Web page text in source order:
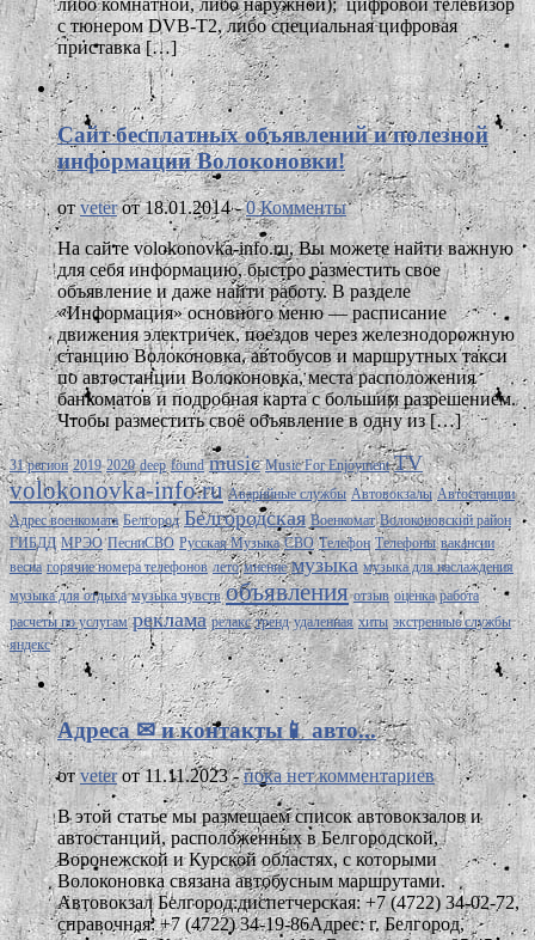
либо комнатной, либо наружной); цифровой телевизор
с тюнером DVB-T2, либо специальная цифровая
приставка […]
Сайт бесплатных объявлений и полезной
информации Волоконовки!
отveterот 18.01.2014 -0 Комменты
На сайте volokonovka-info.ru, Вы можете найти важную
для себя информацию, быстро разместить свое
объявление и даже найти работу. В разделе
«Информация» основного меню — расписание
движения электричек, поездов через железнодорожную
станцию Волоконовка, автобусов и маршрутных такси
по автостанции Волоконовка, места расположения
банкоматов и подробная карта с большим разрешением.
Чтобы разместить своё объявление в одну из […]
31 регион 2019 2020 deep found music Music For Enjoyment TV
volokonovka-info.ru Аварийные службы Автовокзалы Автостанции
Адрес военкомата Белгород Белгородская Военкомат Волоконовский район
ГИБДД МРЭО ПесниСВО Русская Музыка СВО Телефон Телефоны вакансии
весна горячие номера телефонов лето мнение музыка музыка для наслаждения
музыка для отдыха музыка чувств объявления отзыв оценка работа
расчеты по услугам реклама релакс тренд удаленная хиты экстренные службы
яндекс
Адреса ✉ и контакты📱 авто...
отveterот 11.11.2023 -пока нет комментариев
В этой статье мы размещаем список автовокзалов и
автостанций, расположенных в Белгородской,
Воронежской и Курской областях, с которыми
Волоконовка связана автобусным маршрутами.
Автовокзал Белгород:диспетчерская: +7 (4722) 34-02-72,
справочная: +7 (4722) 34-19-86Адрес: г. Белгород,